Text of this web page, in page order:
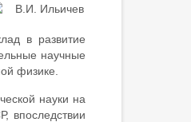
в развитие
научные
физике.
науки на
впоследствии